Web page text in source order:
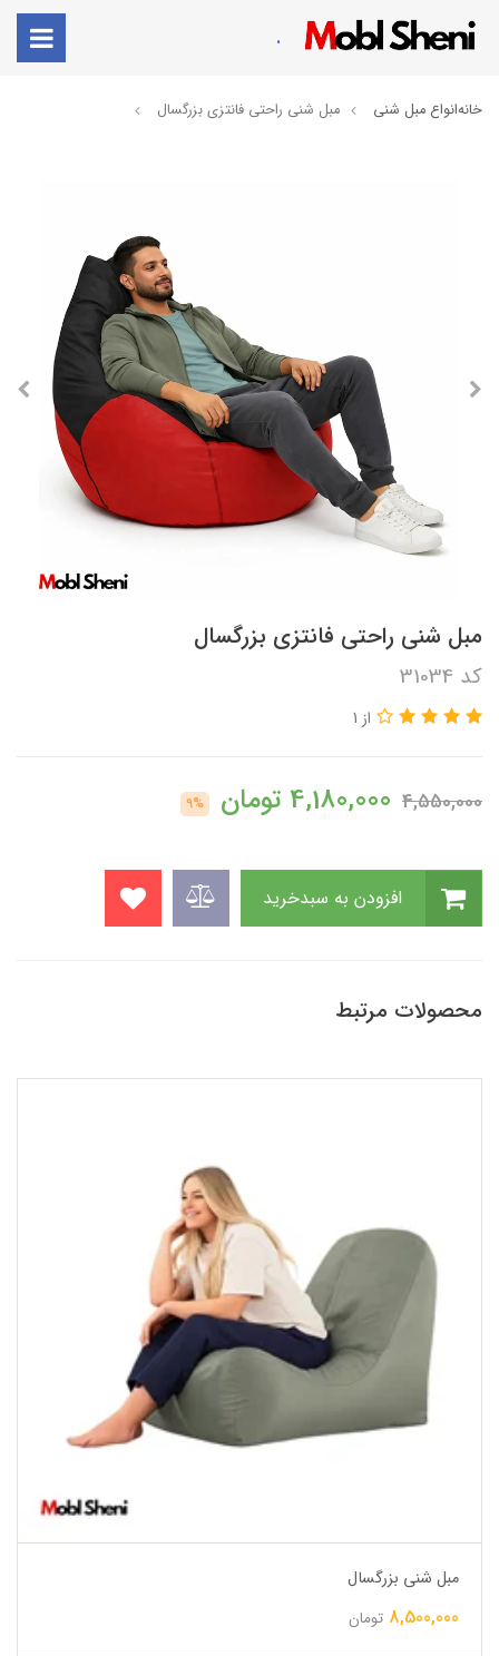
.
خانهانواع مبل شنی مبل شنی راحتی فانتزی بزرگسال
مبل شنی راحتی فانتزی بزرگسال
کد 31034
از 1
4,550,000
4,180,000 تومان 9%
محصولات مرتبط
مبل شنی بزرگسال
8,500,000 تومان